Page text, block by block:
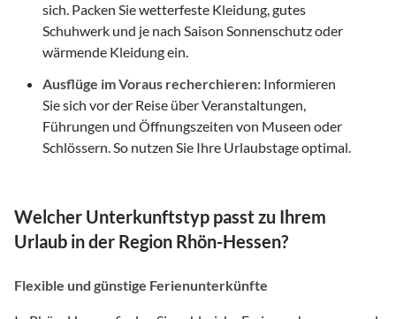
sich. Packen Sie wetterfeste Kleidung, gutes
Schuhwerk und je nach Saison Sonnenschutz oder
wärmende Kleidung ein.
Ausflüge im Voraus recherchieren: Informieren
Sie sich vor der Reise über Veranstaltungen,
Führungen und Öffnungszeiten von Museen oder
Schlössern. So nutzen Sie Ihre Urlaubstage optimal.
Welcher Unterkunftstyp passt zu Ihrem
Urlaub in der Region Rhön-Hessen?
Flexible und günstige Ferienunterkünfte